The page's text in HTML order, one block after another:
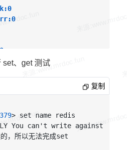
nodelay
set、get 测试
复制
> set name redis
You can't write against a
，所以无法完成set